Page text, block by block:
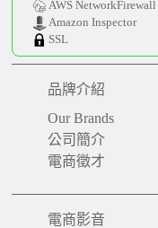
AWS NetworkFirewall
Amazon Inspector
SSL
品牌介紹
Our Brands
公司簡介
電商徵才
電商影音